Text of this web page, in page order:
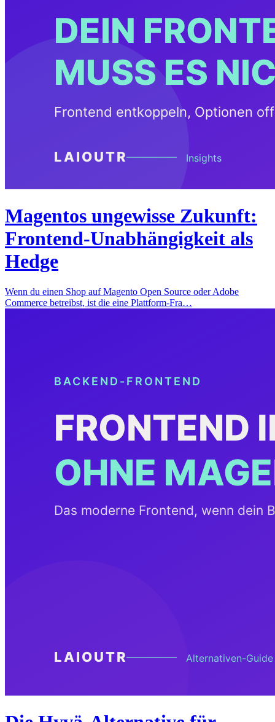
Magentos ungewisse Zukunft:
Frontend-Unabhängigkeit als
Hedge
Wenn du einen Shop auf Magento Open Source oder Adobe
Commerce betreibst, ist die eine Plattform-Fra…